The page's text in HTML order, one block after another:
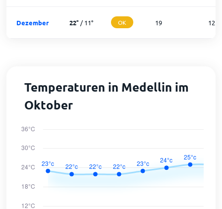
Dezember 22°/11° OK 19 12
Temperaturen in Medellin im
Oktober